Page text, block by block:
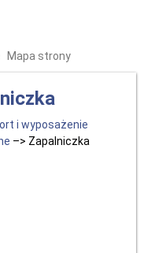
Mapa strony
i wyposażenie
–> Zapalniczka